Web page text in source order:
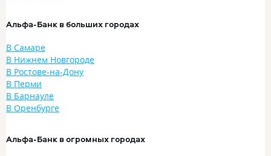
Альфа-Банк в больших городах
В Самаре
В Нижнем Новгороде
В Ростове-на-Дону
В Перми
В Барнауле
В Оренбурге
Альфа-Банк в огромных городах